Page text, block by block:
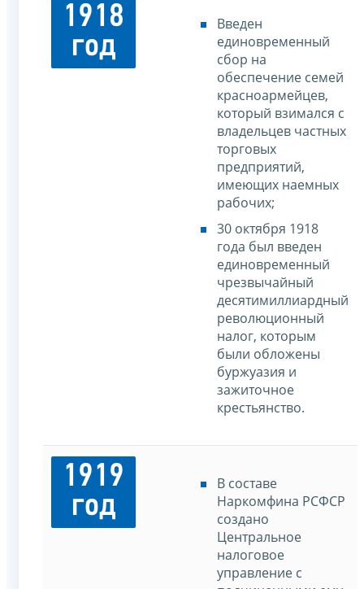
1918
год
Введен
единовременный
сбор на
обеспечение семей
красноармейцев,
который взимался с
владельцев частных
торговых
предприятий,
имеющих наемных
рабочих;
30 октября 1918
года был введен
единовременный
чрезвычайный
десятимиллиардный
революционный
налог, которым
были обложены
буржуазия и
зажиточное
крестьянство.
1919
год
В составе
Наркомфина РСФСР
создано
Центральное
налоговое
управление с